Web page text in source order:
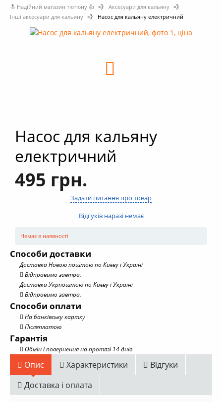
Огляди тютюну Fresh Track
Тютюн для кальяну
Вугілля для кальяну
Комплектуючі для кальяну
Умови опту
🔝 Надійний магазин тютюну 👍 💨 Аксесуари для кальяну 💨
Інші аксесуари для кальяну 💨 Насос для кальяну електричний
Насос для кальяну
електричний
495 грн.
Задати питання про товар
Відгуків наразі немає
Немає в наявності
Способи доставки
Доставка Новою поштою по Києву і Україні
Відправимо завтра.
Доставка Укрпоштою по Києву і Україні
Відправимо завтра.
Способи оплати
На банківську картку
Післяплатою
Гарантія
Обмін і повернення на протязі 14 днів
Опис Характеристики
Відгуки
Доставка і оплата